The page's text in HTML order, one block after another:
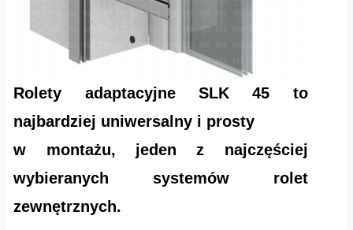
Rolety adaptacyjne SLK 45 to
najbardziej uniwersalny i prosty
w montażu, jeden z najczęściej
wybieranych systemów rolet
zewnętrznych.